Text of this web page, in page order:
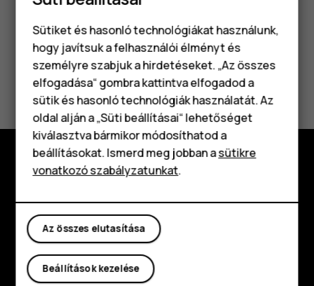
Okostelefonok
Klasszikus telefonok
Tartozékok
Táblagépek
Hasznosnak találtad?
Igen Nem
Fedezd fel
Rólunk
Planet and people
Támogatás
Sütiket és hasonló technológiákat használunk,
hogy javítsuk a felhasználói élményt és
személyre szabjuk a hirdetéseket. „Az összes
elfogadása“ gombra kattintva elfogadod a
sütik és hasonló technológiák használatát. Az
oldal alján a „Süti beállításai“ lehetőséget
kiválasztva bármikor módosíthatod a
beállításokat. Ismerd meg jobban asütikre
vonatkozó szabályzatunkat.
Az összes elutasítása
Beállítások kezelése